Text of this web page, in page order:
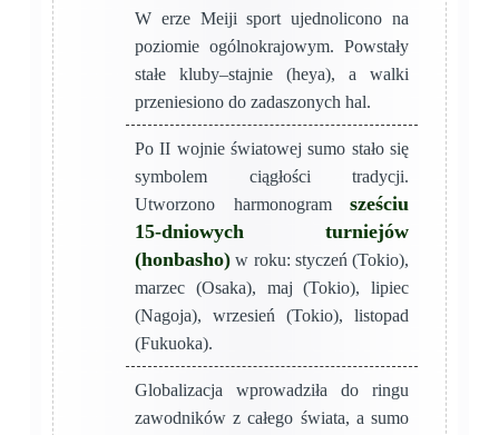
W erze Meiji sport ujednolicono na
poziomie ogólnokrajowym. Powstały
stałe kluby–stajnie (heya), a walki
przeniesiono do zadaszonych hal.
Po II wojnie światowej sumo stało się
symbolem ciągłości tradycji.
Utworzono harmonogramsześciu
15-dniowych turniejów
(honbasho)w roku: styczeń (Tokio),
marzec (Osaka), maj (Tokio), lipiec
(Nagoja), wrzesień (Tokio), listopad
(Fukuoka).
Globalizacja wprowadziła do ringu
zawodników z całego świata, a sumo